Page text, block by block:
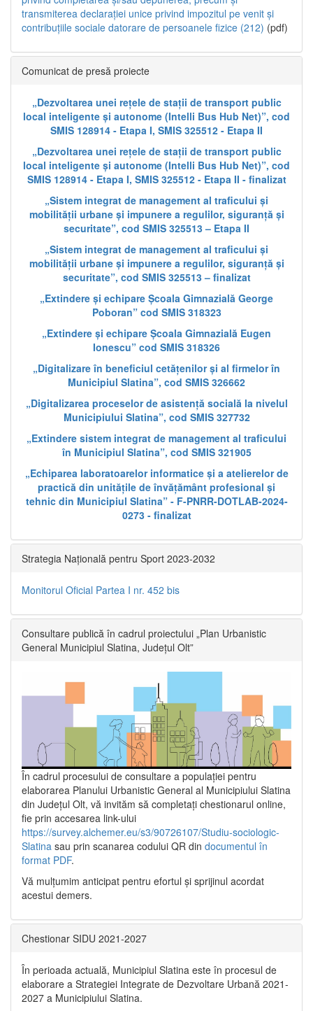
transmiterea declarației unice privind impozitul pe venit și
contribuțiile sociale datorare de persoanele fizice (212) (pdf)
Comunicat de presă proiecte
„Dezvoltarea unei rețele de stații de transport public
local inteligente și autonome (Intelli Bus Hub Net)”, cod
SMIS 128914 - Etapa I, SMIS 325512 - Etapa II
„Dezvoltarea unei rețele de stații de transport public
local inteligente și autonome (Intelli Bus Hub Net)”, cod
SMIS 128914 - Etapa I, SMIS 325512 - Etapa II - finalizat
„Sistem integrat de management al traficului și
mobilității urbane și impunere a regulilor, siguranță și
securitate”, cod SMIS 325513 – Etapa II
„Sistem integrat de management al traficului și
mobilității urbane și impunere a regulilor, siguranță și
securitate”, cod SMIS 325513 – finalizat
„Extindere și echipare Școala Gimnazială George
Poboran” cod SMIS 318323
„Extindere și echipare Școala Gimnazială Eugen
Ionescu” cod SMIS 318326
„Digitalizare în beneficiul cetățenilor și al firmelor în
Municipiul Slatina”, cod SMIS 326662
„Digitalizarea proceselor de asistență socială la nivelul
Municipiului Slatina”, cod SMIS 327732
„Extindere sistem integrat de management al traficului
în Municipiul Slatina”, cod SMIS 321905
„Echiparea laboratoarelor informatice și a atelierelor de
practică din unitățile de învățământ profesional și
tehnic din Municipiul Slatina” - F-PNRR-DOTLAB-2024-
0273 - finalizat
Strategia Națională pentru Sport 2023-2032
Monitorul Oficial Partea I nr. 452 bis
Consultare publică în cadrul proiectului „Plan Urbanistic
General Municipiul Slatina, Județul Olt”
În cadrul procesului de consultare a populaţiei pentru
elaborarea Planului Urbanistic General al Municipiului Slatina
din Județul Olt, vă invităm să completați chestionarul online,
fie prin accesarea link-ului
https://survey.alchemer.eu/s3/90726107/Studiu-sociologic-
Slatina sau prin scanarea codului QR din documentul în
format PDF.
Vă mulţumim anticipat pentru efortul şi sprijinul acordat
acestui demers.
Chestionar SIDU 2021-2027
În perioada actuală, Municipiul Slatina este în procesul de
elaborare a Strategiei Integrate de Dezvoltare Urbană 2021‐
2027 a Municipiului Slatina.